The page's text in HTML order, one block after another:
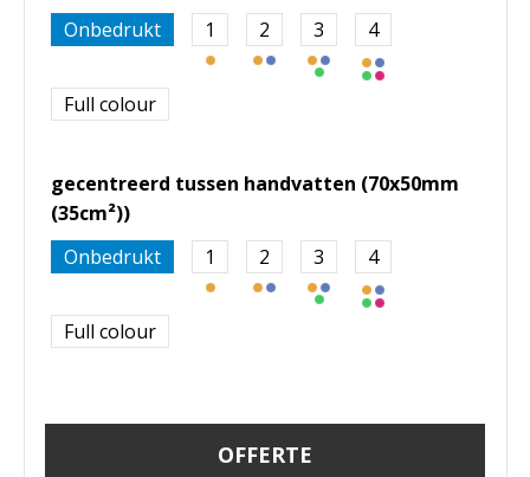
Onbedrukt
1 2 3 4
Full colour
gecentreerd tussen handvatten (70x50mm
(35cm²))
Onbedrukt
1 2 3 4
Full colour
OFFERTE